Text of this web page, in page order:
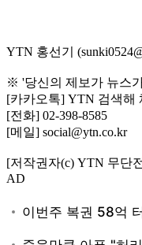
YTN 홍선기
※ '당신의 제보가 뉴스
[카카오톡] YTN 검색해
[전화] 02-398-8585
[메일] social@ytn.co.kr
[저작권자(c) YTN 무단
AD